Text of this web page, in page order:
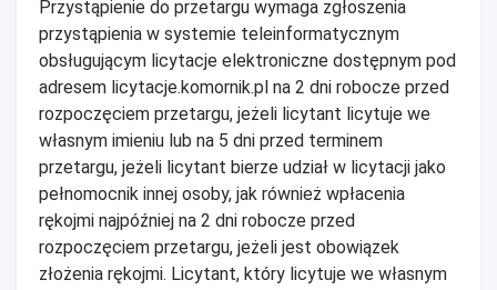
Przystąpienie do przetargu wymaga zgłoszenia
przystąpienia w systemie teleinformatycznym
obsługującym licytacje elektroniczne dostępnym pod
adresem licytacje.komornik.pl na 2 dni robocze przed
rozpoczęciem przetargu, jeżeli licytant licytuje we
własnym imieniu lub na 5 dni przed terminem
przetargu, jeżeli licytant bierze udział w licytacji jako
pełnomocnik innej osoby, jak również wpłacenia
rękojmi najpóźniej na 2 dni robocze przed
rozpoczęciem przetargu, jeżeli jest obowiązek
złożenia rękojmi. Licytant, który licytuje we własnym